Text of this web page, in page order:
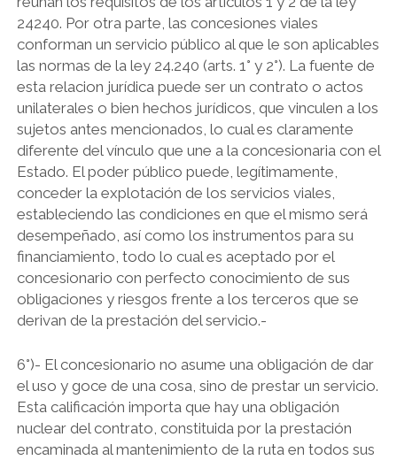
24240. Por otra parte, las concesiones viales
conforman un servicio público al que le son aplicables
las normas de la ley 24.240 (arts. 1° y 2°). La fuente de
esta relacion jurídica puede ser un contrato o actos
unilaterales o bien hechos jurídicos, que vinculen a los
sujetos antes mencionados, lo cual es claramente
diferente del vínculo que une a la concesionaria con el
Estado. El poder público puede, legítimamente,
conceder la explotación de los servicios viales,
estableciendo las condiciones en que el mismo será
desempeñado, así como los instrumentos para su
financiamiento, todo lo cual es aceptado por el
concesionario con perfecto conocimiento de sus
obligaciones y riesgos frente a los terceros que se
derivan de la prestación del servicio.-
6°)- El concesionario no asume una obligación de dar
el uso y goce de una cosa, sino de prestar un servicio.
Esta calificación importa que hay una obligación
nuclear del contrato, constituida por la prestación
encaminada al mantenimiento de la ruta en todos sus